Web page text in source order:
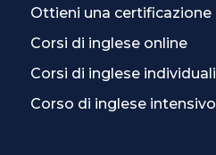
Ottieni una certificazione
Corsi di inglese online
Corsi di inglese individuali
Corso di inglese intensivo